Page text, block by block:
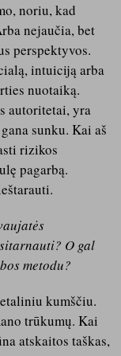
noriu, kad
nejaučia, bet
perspektyvos.
intuiciją arba
nuotaiką.
autoritetai, yra
sunku. Kai aš
rizikos
pagarbą.
O gal
metodu?
kumščiu.
trūkumų. Kai
atskaitos taškas,